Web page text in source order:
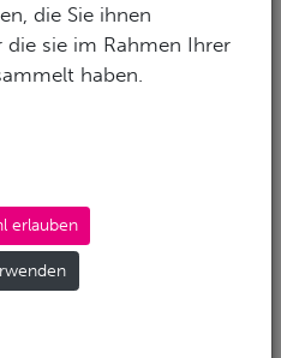
die Sie ihnen
sie im Rahmen Ihrer
haben.
erlauben